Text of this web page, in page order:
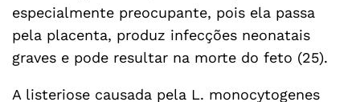
especialmente preocupante, pois ela passa
pela placenta, produz infecções neonatais
graves e pode resultar na morte do feto (25).
A listeriose causada pela L. monocytogenes